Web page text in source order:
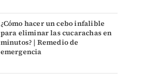
¿Cómo hacer un cebo infalible
para eliminar las cucarachas en
minutos? | Remedio de
emergencia